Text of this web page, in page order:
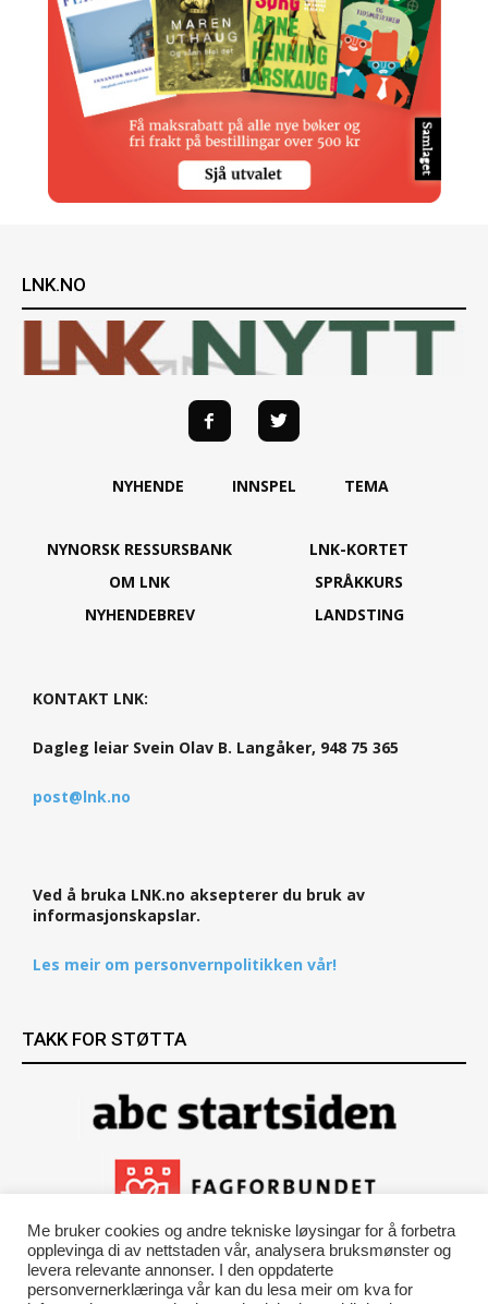
LNK.NO
NYHENDE INNSPEL TEMA
NYNORSK RESSURSBANK
OM LNK
NYHENDEBREV
LNK-KORTET
SPRÅKKURS
LANDSTING
KONTAKT LNK:
Dagleg leiar Svein Olav B. Langåker, 948 75 365
post@lnk.no
Ved å bruka LNK.no aksepterer du bruk av
informasjonskapslar.
Les meir om personvernpolitikken vår!
TAKK FOR STØTTA
Me bruker cookies og andre tekniske løysingar for å forbetra
opplevinga di av nettstaden vår, analysera bruksmønster og
levera relevante annonser. I den oppdaterte
personvernerklæringa vår kan du lesa meir om kva for